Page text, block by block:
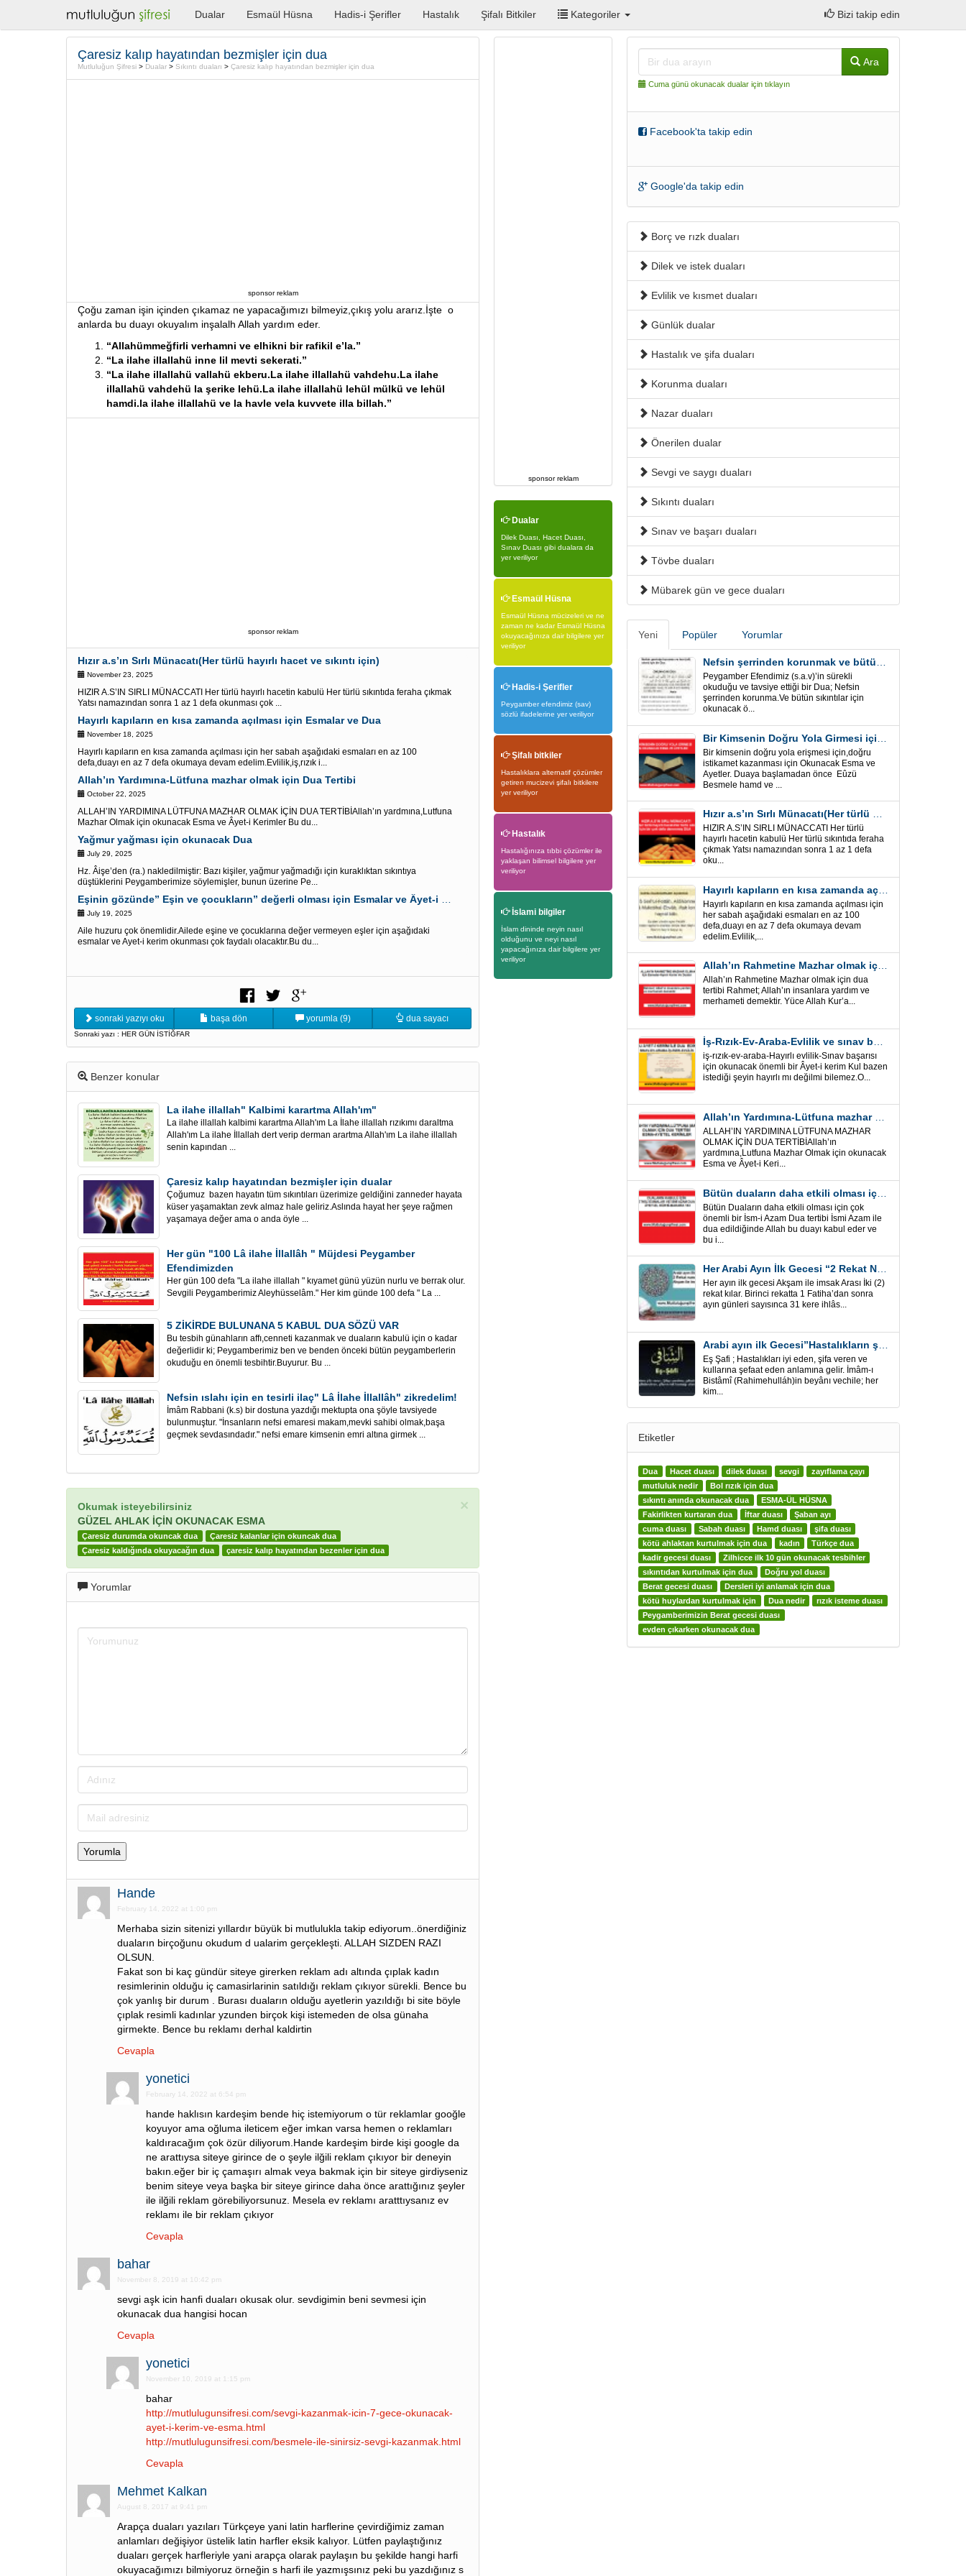
Dualar Esmaül Hüsna Hadis-i Şerifler Hastalık Şifalı Bitkiler Kategoriler Bizi takip edin
Çaresiz kalıp hayatından bezmişler için dua
Mutluluğun Şifresi > Dualar > Sıkıntı duaları > Çaresiz kalıp hayatından bezmişler için dua
sponsor reklam
Çoğu zaman işin içinden çıkamaz ne yapacağımızı bilmeyiz,çıkış yolu ararız.İşte o
anlarda bu duayı okuyalım inşalalh Allah yardım eder.
“Allahümmeğfirli verhamni ve elhikni bir rafikil e’la.”
“La ilahe illallahü inne lil mevti sekerati.”
“La ilahe illallahü vallahü ekberu.La ilahe illallahü vahdehu.La ilahe
illallahü vahdehü la şerike lehü.La ilahe illallahü lehül mülkü ve lehül
hamdi.la ilahe illallahü ve la havle vela kuvvete illa billah.”
sponsor reklam
Hızır a.s’ın Sırlı Münacatı(Her türlü hayırlı hacet ve sıkıntı için)
November 23, 2025
HIZIR A.S’IN SIRLI MÜNACCATI Her türlü hayırlı hacetin kabulü Her türlü sıkıntıda feraha çıkmak
Yatsı namazından sonra 1 az 1 defa okunması çok ...
Hayırlı kapıların en kısa zamanda açılması için Esmalar ve Dua
November 18, 2025
Hayırlı kapıların en kısa zamanda açılması için her sabah aşağıdaki esmaları en az 100
defa,duayı en az 7 defa okumaya devam edelim.Evlilik,iş,rızık i...
Allah’ın Yardımına-Lütfuna mazhar olmak için Dua Tertibi
October 22, 2025
ALLAH’IN YARDIMINA LÜTFUNA MAZHAR OLMAK İÇİN DUA TERTİBİAllah’ın yardmına,Lutfuna
Mazhar Olmak için okunacak Esma ve Âyet-i Kerimler Bu du...
Yağmur yağması için okunacak Dua
July 29, 2025
Hz. Âişe’den (ra.) nakledilmiştir: Bazı kişiler, yağmur yağmadığı için kuraklıktan sıkıntıya
düştüklerini Peygamberimize söylemişler, bunun üzerine Pe...
July 19, 2025
Aile huzuru çok önemlidir.Ailede eşine ve çocuklarına değer vermeyen eşler için aşağıdaki
esmalar ve Ayet-i kerim okunması çok faydalı olacaktır.Bu du...
sonraki yazıyı oku başa dön yorumla (9) dua sayacı
Sonraki yazı : HER GÜN İSTİĞFAR
Benzer konular
La ilahe illallah" Kalbimi karartma Allah'ım"
La ilahe illallah kalbimi karartma Allah'ım La İlahe illallah rızıkımı daraltma
Allah'ım La ilahe İllallah dert verip derman arartma Allah'ım La ilahe illallah
senin kapından ...
Çaresiz kalıp hayatından bezmişler için dualar
Çoğumuz bazen hayatın tüm sıkıntıları üzerimize geldiğini zanneder hayata
küser yaşamaktan zevk almaz hale geliriz.Aslında hayat her şeye rağmen
yaşamaya değer ama o anda öyle ...
Her gün "100 Lâ ilahe İllallâh " Müjdesi Peygamber
Efendimizden
Her gün 100 defa "La ilahe illallah " kıyamet günü yüzün nurlu ve berrak olur.
Sevgili Peygamberimiz Aleyhüsselâm." Her kim günde 100 defa " La ...
5 ZİKİRDE BULUNANA 5 KABUL DUA SÖZÜ VAR
Bu tesbih günahların affı,cenneti kazanmak ve duaların kabulü için o kadar
değerlidir ki; Peygamberimiz ben ve benden önceki bütün peygamberlerin
okuduğu en önemli tesbihtir.Buyurur. Bu ...
Nefsin ıslahı için en tesirli ilaç" Lâ İlahe İllallâh" zikredelim!
İmâm Rabbani (k.s) bir dostuna yazdığı mektupta ona şöyle tavsiyede
bulunmuştur. "İnsanların nefsi emaresi makam,mevki sahibi olmak,başa
geçmek sevdasındadır." nefsi emare kimsenin emri altına girmek ...
×
Okumak isteyebilirsiniz
GÜZEL AHLAK İÇİN OKUNACAK ESMA
Çaresiz durumda okuncak dua
Çaresiz kalanlar için okuncak dua
Çaresiz kaldığında okuyacağın dua
çaresiz kalıp hayatından bezenler için dua
Yorumlar
Hande
February 14, 2022 at 1:00 pm
Merhaba sizin sitenizi yıllardır büyük bi mutlulukla takip ediyorum..önerdiğiniz
duaların birçoğunu okudum d ualarim gerçekleşti. ALLAH SIZDEN RAZI
OLSUN.
Fakat son bi kaç gündür siteye girerken reklam adı altında çıplak kadın
resimlerinin olduğu iç camasirlarinin satıldığı reklam çıkıyor sürekli. Bence bu
çok yanlış bir durum . Burası duaların olduğu ayetlerin yazıldığı bi site böyle
çıplak resimli kadınlar yzunden birçok kişi istemeden de olsa günaha
girmekte. Bence bu reklamı derhal kaldirtin
Cevapla
yonetici
February 14, 2022 at 6:54 pm
hande haklısın kardeşim bende hiç istemiyorum o tür reklamlar gooğle
koyuyor ama oğluma ileticem eğer imkan varsa hemen o reklamları
kaldıracağım çok özür diliyorum.Hande kardeşim birde kişi google da
ne arattıysa siteye girince de o şeyle ilğili reklam çıkıyor bir deneyin
bakın.eğer bir iç çamaşırı almak veya bakmak için bir siteye girdiyseniz
benim siteye veya başka bir siteye girince daha önce arattığınız şeyler
ile ilğili reklam görebiliyorsunuz. Mesela ev reklamı aratttıysanız ev
reklamı ile bir reklam çıkıyor
Cevapla
bahar
November 8, 2019 at 10:42 pm
sevgi aşk icin hanfi duaları okusak olur. sevdigimin beni sevmesi için
okunacak dua hangisi hocan
Cevapla
yonetici
November 10, 2019 at 1:15 pm
bahar
http://mutlulugunsifresi.com/sevgi-kazanmak-icin-7-gece-okunacak-
ayet-i-kerim-ve-esma.html
http://mutlulugunsifresi.com/besmele-ile-sinirsiz-sevgi-kazanmak.html
Cevapla
Mehmet Kalkan
August 8, 2017 at 9:41 pm
Arapça duaları yazıları Türkçeye yani latin harflerine çevirdiğimiz zaman
anlamları değişiyor üstelik latin harfler eksik kalıyor. Lütfen paylaştığınız
duaları gerçek harfleriyle yani arapça olarak paylaşın bu şekilde hangi harfi
okuyacağımızı bilmiyoruz örneğin s harfi ile yazmışsınız peki bu yazdığınız s
sponsor reklam
Dualar
Dilek Duası, Hacet Duası,
Sınav Duası gibi dualara da
yer veriliyor
Esmaül Hüsna
Esmaül Hüsna mücizeleri ve ne
zaman ne kadar Esmaül Hüsna
okuyacağınıza dair bilgilere yer
veriliyor
Hadis-i Şerifler
Peygamber efendimiz (sav)
sözlü ifadelerine yer veriliyor
Şifalı bitkiler
Hastalıklara alternatif çözümler
getiren mucizevi şifalı bitkilere
yer veriliyor
Hastalık
Hastalığınıza tıbbi çözümler ile
yaklaşan bilimsel bilgilere yer
veriliyor
İslami bilgiler
İslam dininde neyin nasıl
olduğunu ve neyi nasıl
yapacağınıza dair bilgilere yer
veriliyor
Ara
Cuma günü okunacak dualar için tıklayın
Facebook'ta takip edin
Google'da takip edin
Borç ve rızk duaları
Dilek ve istek duaları
Evlilik ve kısmet duaları
Günlük dualar
Hastalık ve şifa duaları
Korunma duaları
Nazar duaları
Önerilen dualar
Sevgi ve saygı duaları
Sıkıntı duaları
Sınav ve başarı duaları
Tövbe duaları
Mübarek gün ve gece duaları
Yeni Popüler Yorumlar
Peygamber Efendimiz (s.a.v)’in sürekli
okuduğu ve tavsiye ettiği bir Dua; Nefsin
şerrinden korunma.Ve bütün sıkıntılar için
okunacak ö...
Bir kimsenin doğru yola erişmesi için,doğru
istikamet kazanması için Okunacak Esma ve
Ayetler. Duaya başlamadan önce Eûzü
Besmele hamd ve ...
HIZIR A.S’IN SIRLI MÜNACCATI Her türlü
hayırlı hacetin kabulü Her türlü sıkıntıda feraha
çıkmak Yatsı namazından sonra 1 az 1 defa
oku...
Hayırlı kapıların en kısa zamanda açılması için Esmalar ve Dua
Hayırlı kapıların en kısa zamanda açılması için
her sabah aşağıdaki esmaları en az 100
defa,duayı en az 7 defa okumaya devam
edelim.Evlilik,...
Allah’ın Rahmetine Mazhar olmak için ” Esmalar-Ayet ve Dualar”
Allah’ın Rahmetine Mazhar olmak için dua
tertibi Rahmet; Allah’ın insanlara yardım ve
merhameti demektir. Yüce Allah Kur’a...
iş-rızık-ev-araba-Hayırlı evlilik-Sınav başarısı
için okunacak önemli bir Âyet-i kerim Kul bazen
istediği şeyin hayırlı mı değilmi bilemez.O...
ALLAH’IN YARDIMINA LÜTFUNA MAZHAR
OLMAK İÇİN DUA TERTİBİAllah’ın
yardmına,Lutfuna Mazhar Olmak için okunacak
Esma ve Âyet-i Keri...
Bütün duaların daha etkili olması için önemli bir İsm-i Azam Dua Tertibi
Bütün Duaların daha etkili olması için çok
önemli bir İsm-i Azam Dua tertibi İsmi Azam ile
dua edildiğinde Allah bu duayı kabul eder ve
bu i...
Her Arabi Ayın İlk Gecesi “2 Rekat Namaz” O Ay tüm belalardan kurtuluş
Her ayın ilk gecesi Akşam ile imsak Arası İki (2)
rekat kılar. Birinci rekatta 1 Fatiha’dan sonra
ayın günleri sayısınca 31 kere ihlâs...
Arabi ayın ilk Gecesi”Hastalıkların şifa için” Eş-Şafi
Eş Şafi ; Hastalıkları iyi eden, şifa veren ve
kullarına şefaat eden anlamına gelir. İmâm-ı
Bistâmî (Rahimehulláh)in beyânı vechile; her
kim...
Etiketler
Dua Hacet duası dilek duası sevgi
zayıflama çayı
mutluluk nedir
Bol rızık için dua
sıkıntı anında okunacak dua
ESMA-ÜL HÜSNA
Fakirlikten kurtaran dua
İftar duası
Şaban ayı
cuma duası
Sabah duası Hamd duası
şifa duası
kötü ahlaktan kurtulmak için dua
kadın
Türkçe dua
kadir gecesi duası
Zilhicce ilk 10 gün okunacak tesbihler
sıkıntıdan kurtulmak için dua
Doğru yol duası
Berat gecesi duası
Dersleri iyi anlamak için dua
kötü huylardan kurtulmak için
Dua nedir
rızık isteme duası
Peygamberimizin Berat gecesi duası
evden çıkarken okunacak dua